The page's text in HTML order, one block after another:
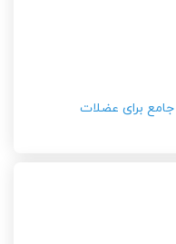
جامع برای عضلات